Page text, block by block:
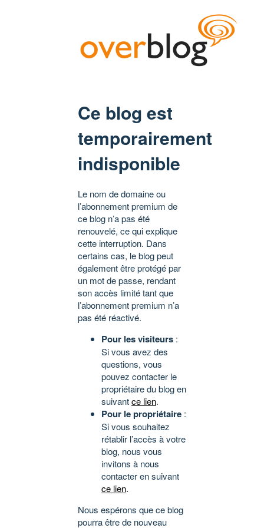
Ce blog est
temporairement
indisponible
Le nom de domaine ou
l’abonnement premium de
ce blog n’a pas été
renouvelé, ce qui explique
cette interruption. Dans
certains cas, le blog peut
également être protégé par
un mot de passe, rendant
son accès limité tant que
l’abonnement premium n’a
pas été réactivé.
Pour les visiteurs :
Si vous avez des
questions, vous
pouvez contacter le
propriétaire du blog en
suivantce lien.
Pour le propriétaire :
Si vous souhaitez
rétablir l’accès à votre
blog, nous vous
invitons à nous
contacter en suivant
ce lien.
Nous espérons que ce blog
pourra être de nouveau